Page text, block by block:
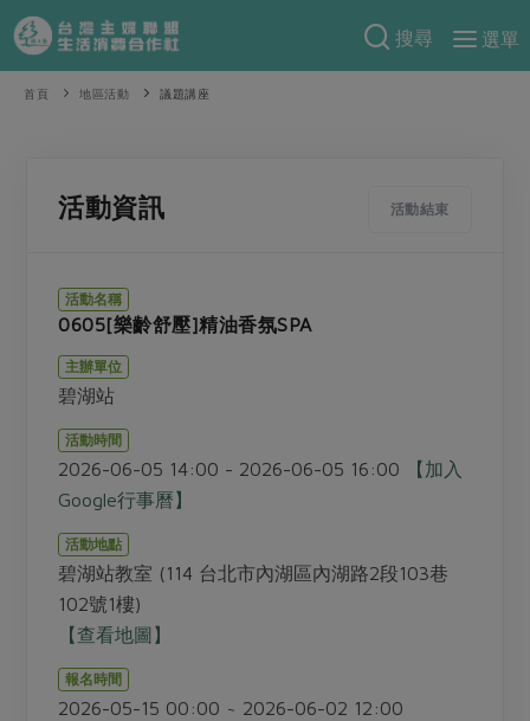
搜尋
選單
產品分類
芽苗類
奶蛋豆・五穀
肉品・水產
畜產肉類
水畜加工品
調理食材・點心
調味醬料/南北貨
食材
麵食
肉食
海鮮
蔬食
蛋料理
料理方式
烘焙．點心
醬料
湯品．鍋物
特別企畫
把最好的台灣味帶回家！
2026年端午節預購圓滿結束
更多預購活動
當季產品
傳到心坎裡，誠心又澎派
合作25-經典快閃最後一週
合作25-精選產品第四彈
更多當季產品
觀點文章
主婦食堂
社內大小事
產品故事
樂齡生活
廚房瑜伽
關注議題
非基改運動
關於合作社
認識合作社
關於我們
合作社組織
員工與求才
產品檢驗
自主把關
檢驗報告
重要公告
首頁 地區活動 議題講座
活動結束
活動資訊
活動名稱
0605[樂齡舒壓]精油香氛SPA
主辦單位
碧湖站
活動時間
2026-06-05 14:00 - 2026-06-05 16:00
【加入
Google行事曆】
活動地點
碧湖站教室 (114 台北市內湖區內湖路2段103巷
102號1樓)
【查看地圖】
報名時間
2026-05-15 00:00 ~ 2026-06-02 12:00